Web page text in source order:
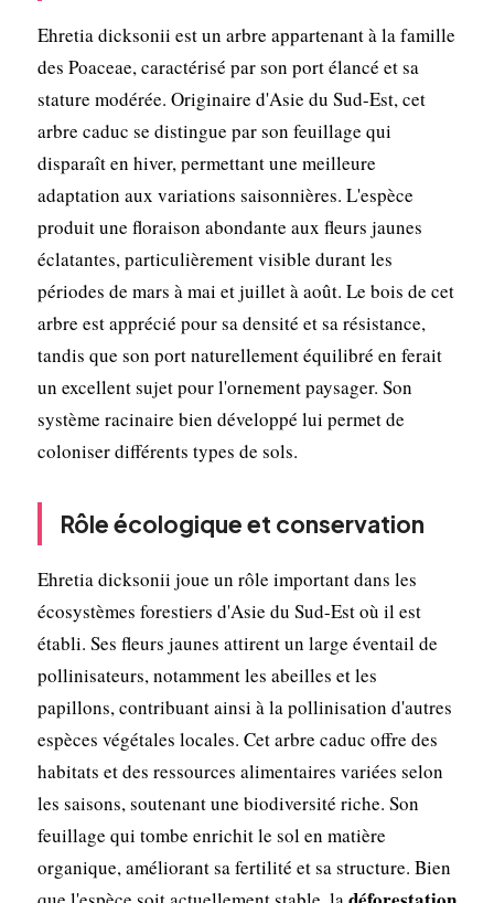
Ehretia dicksonii est un arbre appartenant à la famille
des Poaceae, caractérisé par son port élancé et sa
stature modérée. Originaire d'Asie du Sud-Est, cet
arbre caduc se distingue par son feuillage qui
disparaît en hiver, permettant une meilleure
adaptation aux variations saisonnières. L'espèce
produit une floraison abondante aux fleurs jaunes
éclatantes, particulièrement visible durant les
périodes de mars à mai et juillet à août. Le bois de cet
arbre est apprécié pour sa densité et sa résistance,
tandis que son port naturellement équilibré en ferait
un excellent sujet pour l'ornement paysager. Son
système racinaire bien développé lui permet de
coloniser différents types de sols.
Rôle écologique et conservation
Ehretia dicksonii joue un rôle important dans les
écosystèmes forestiers d'Asie du Sud-Est où il est
établi. Ses fleurs jaunes attirent un large éventail de
pollinisateurs, notamment les abeilles et les
papillons, contribuant ainsi à la pollinisation d'autres
espèces végétales locales. Cet arbre caduc offre des
habitats et des ressources alimentaires variées selon
les saisons, soutenant une biodiversité riche. Son
feuillage qui tombe enrichit le sol en matière
organique, améliorant sa fertilité et sa structure. Bien